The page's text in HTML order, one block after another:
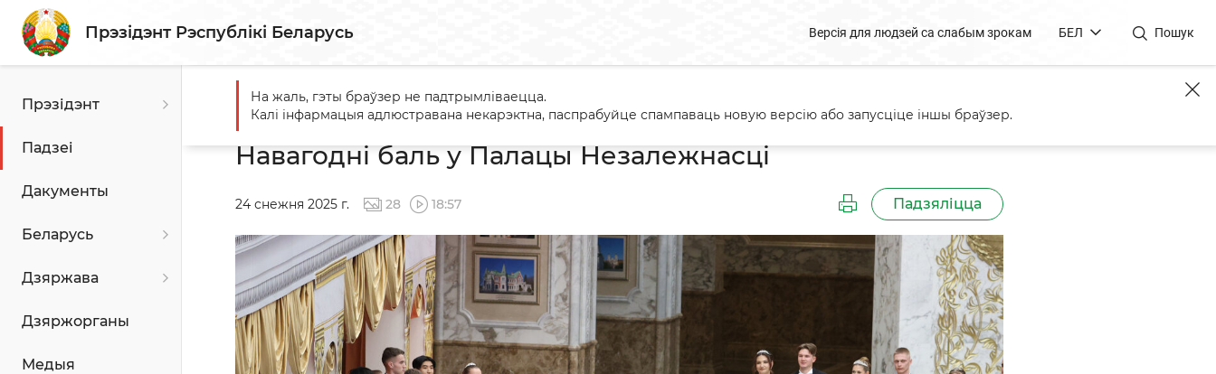
Прэзідэнт Рэспублікі Беларусь Версія для людзей са слабым зрокам БЕЛ Пошук
Прэзідэнт
Падзеі
Дакументы
Беларусь
Дзяржава
Дзяржорганы
Медыя
Галоўная Падзеі Навагодні баль у Палацы Незалежнасці
Навагодні баль у Палацы Незалежнасці
24 снежня 2025 г. 28 18:57 Падзяліцца
На жаль, гэты браўзер не падтрымліваецца.
Калі інфармацыя адлюстравана некарэктна, паспрабуйце спампаваць новую версію або запусціце іншы браўзер.